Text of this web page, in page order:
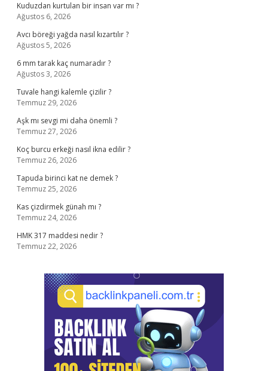
Kuduzdan kurtulan bir insan var mı ?
Ağustos 6, 2026
Avcı böreği yağda nasıl kızartılır ?
Ağustos 5, 2026
6 mm tarak kaç numaradır ?
Ağustos 3, 2026
Tuvale hangi kalemle çizilir ?
Temmuz 29, 2026
Aşk mı sevgi mi daha önemli ?
Temmuz 27, 2026
Koç burcu erkeği nasıl ikna edilir ?
Temmuz 26, 2026
Tapuda birinci kat ne demek ?
Temmuz 25, 2026
Kas çizdirmek günah mı ?
Temmuz 24, 2026
HMK 317 maddesi nedir ?
Temmuz 22, 2026